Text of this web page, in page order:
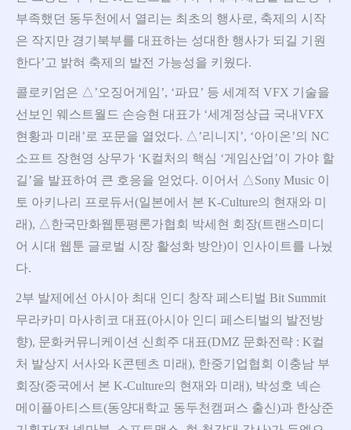
부족했던 동두천에서 열리는 최초의 행사로, 축제의 시작
은 작지만 경기북부를 대표하는 성대한 행사가 되길 기원
한다’고 밝혀 축제의 발전 가능성을 키웠다.
콜로키엄은 △’오징어게임’, ‘파묘’ 등 세계적 VFX 기술을
선보인 웨스트월드 손승현 대표가 ‘세계정상급 국내VFX
현황과 미래’로 포문을 열었다. △’리니지’, ‘아이온’의 NC
소프트 장현영 상무가 ‘K컬처의 핵심 ‘게임산업’이 가야 할
길’을 발표하여 큰 호응을 얻었다. 이어서 △Sony Music 이
토 아키나리 프로듀서(일본에서 본 K-Culture의 현재와 미
래), △한국만화웹툰평론가협회 박세현 회장(트랜스미디
어 시대 웹툰 글로벌 시장 활성화 방안)이 인사이트를 나눴
다.
2부 발제에선 아시아 최대 인디 창작 페스티벌 Bit Summit
무라카미 마사히코 대표(아시아 인디 페스티벌의 발전방
향), 문화커뮤니케이션 신희주 대표(DMZ 문화전략 : K컬
처 발상지 서사와 K콘텐츠 미래), 한중기업협회 이충남 부
회장(중국에서 본 K-Culture의 현재와 미래), 박성호 넥슨
메이플아티스트(동양대학교 동두천캠퍼스 출신)과 한상준